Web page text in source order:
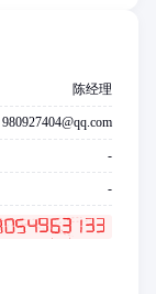
陈经理
980927404@qq.com
-
-